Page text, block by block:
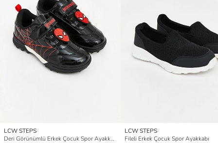
LCW STEPS
Deri Görünümlü Erkek Çocuk Spor Ayakkabı
LCW STEPS
Fileli Erkek Çocuk Spor Ayakkabı